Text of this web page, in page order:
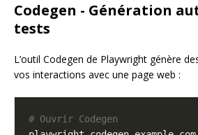
Codegen - Génération
tests
L’outil Codegen de Playwright génère
vos interactions avec une page web :
# Ouvrir Codegen